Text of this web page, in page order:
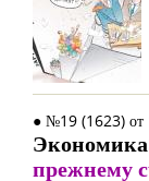
● №19 (1623) от
прежнему